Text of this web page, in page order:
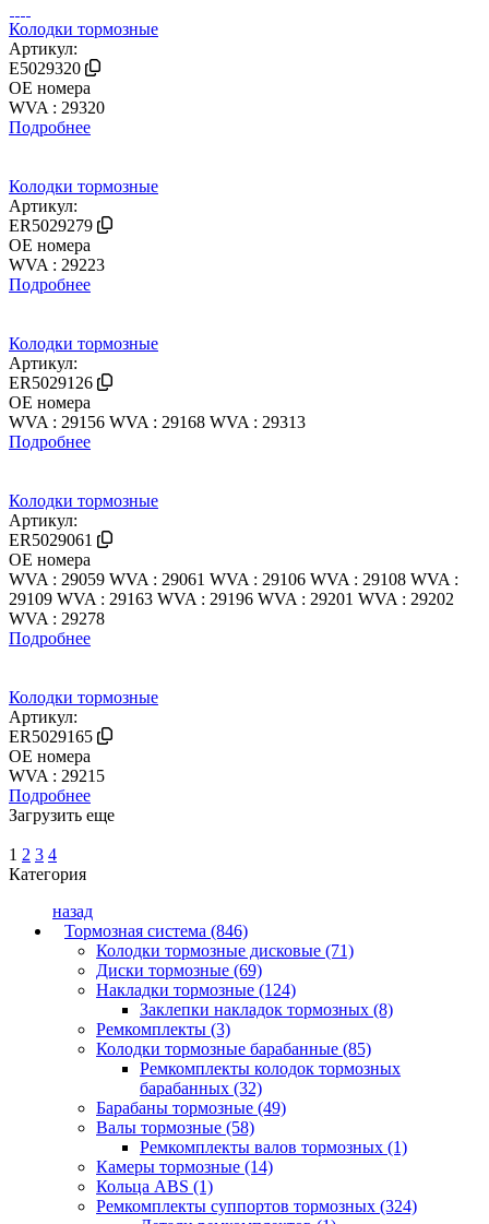
Колодки тормозные
Артикул:
E5029320
OE номера
WVA : 29320
Подробнее
Колодки тормозные
Артикул:
ER5029279
OE номера
WVA : 29223
Подробнее
Колодки тормозные
Артикул:
ER5029126
OE номера
WVA : 29156 WVA : 29168 WVA : 29313
Подробнее
Колодки тормозные
Артикул:
ER5029061
OE номера
WVA : 29059 WVA : 29061 WVA : 29106 WVA : 29108 WVA :
29109 WVA : 29163 WVA : 29196 WVA : 29201 WVA : 29202
WVA : 29278
Подробнее
Колодки тормозные
Артикул:
ER5029165
OE номера
WVA : 29215
Подробнее
Загрузить еще
1 2 3 4
Категория
назад
Тормозная система (846)
Колодки тормозные дисковые (71)
Диски тормозные (69)
Накладки тормозные (124)
Заклепки накладок тормозных (8)
Ремкомплекты (3)
Колодки тормозные барабанные (85)
Ремкомплекты колодок тормозных
барабанных (32)
Барабаны тормозные (49)
Валы тормозные (58)
Ремкомплекты валов тормозных (1)
Камеры тормозные (14)
Кольца ABS (1)
Ремкомплекты суппортов тормозных (324)